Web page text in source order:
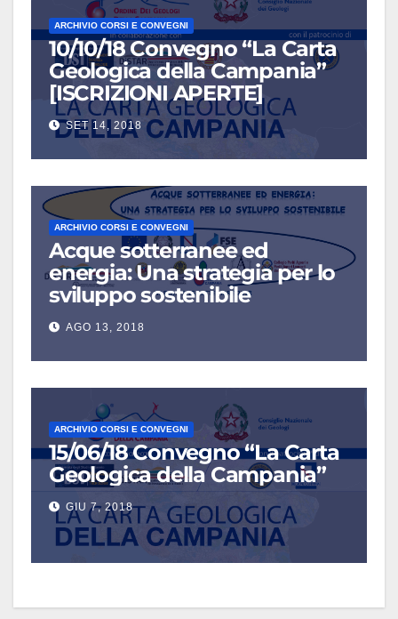
ARCHIVIO CORSI E CONVEGNI
10/10/18 Convegno “La Carta
Geologica della Campania”
[ISCRIZIONI APERTE]
SET 14, 2018
ARCHIVIO CORSI E CONVEGNI
Acque sotterranee ed
energia: Una strategia per lo
sviluppo sostenibile
AGO 13, 2018
ARCHIVIO CORSI E CONVEGNI
15/06/18 Convegno “La Carta
Geologica della Campania”
GIU 7, 2018